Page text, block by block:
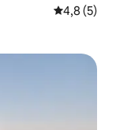
4,8 (5)